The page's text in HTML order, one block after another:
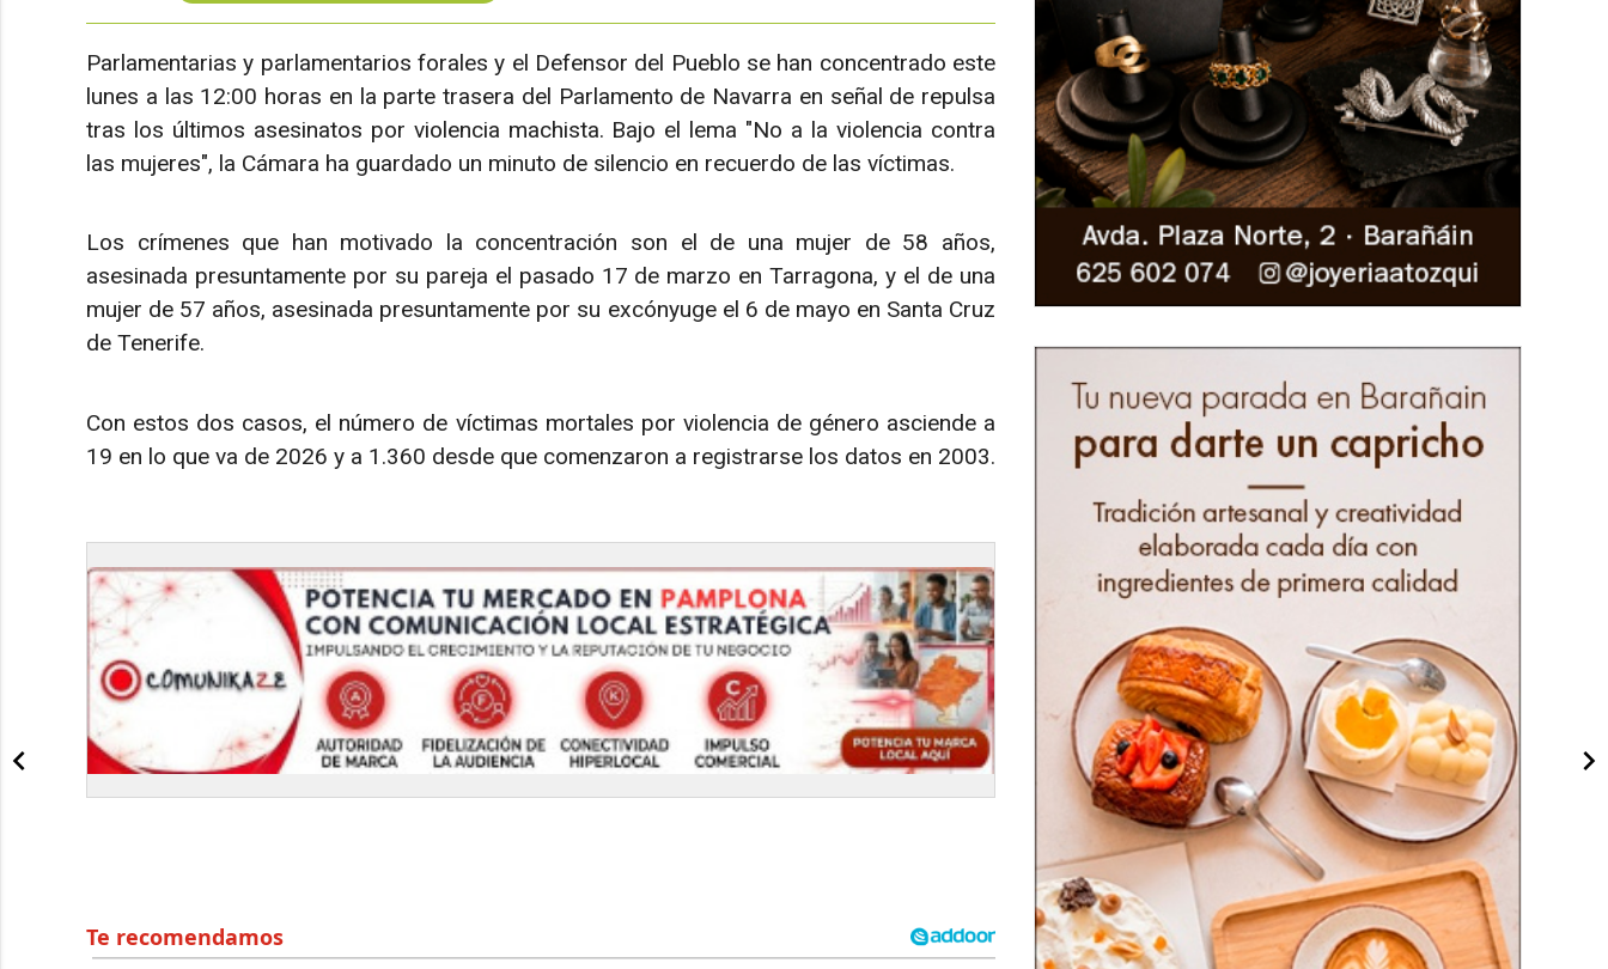
Parlamentarias y parlamentarios forales y el Defensor del Pueblo se han concentrado este
lunes a las 12:00 horas en la parte trasera del Parlamento de Navarra en señal de repulsa
tras los últimos asesinatos por violencia machista. Bajo el lema "No a la violencia contra
las mujeres", la Cámara ha guardado un minuto de silencio en recuerdo de las víctimas.
Los crímenes que han motivado la concentración son el de una mujer de 58 años,
asesinada presuntamente por su pareja el pasado 17 de marzo en Tarragona, y el de una
mujer de 57 años, asesinada presuntamente por su excónyuge el 6 de mayo en Santa Cruz
de Tenerife.
Con estos dos casos, el número de víctimas mortales por violencia de género asciende a
19 en lo que va de 2026 y a 1.360 desde que comenzaron a registrarse los datos en 2003.